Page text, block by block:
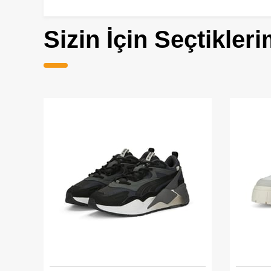
Sizin İçin